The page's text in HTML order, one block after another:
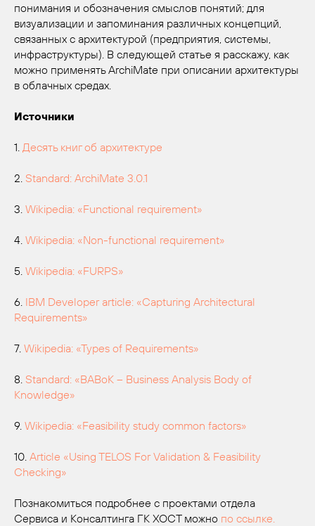
понимания и обозначения смыслов понятий; для
визуализации и запоминания различных концепций,
связанных с архитектурой (предприятия, системы,
инфраструктуры). В следующей статье я расскажу, как
можно применять ArchiMate при описании архитектуры
в облачных средах.
Источники
1. Десять книг об архитектуре
2. Standard: ArchiMate 3.0.1
3. Wikipedia: «Functional requirement»
4. Wikipedia: «Non-functional requirement»
5. Wikipedia: «FURPS»
6. IBM Developer article: «Capturing Architectural
Requirements»
7. Wikipedia: «Types of Requirements»
8. Standard: «BABoK – Business Analysis Body of
Knowledge»
9. Wikipedia: «Feasibility study common factors»
10. Article «Using TELOS For Validation & Feasibility
Checking»
Познакомиться подробнее с проектами отдела
Сервиса и Консалтинга ГК ХОСТ можно по ссылке.